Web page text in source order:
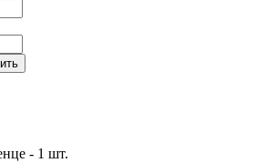
- 1 шт.